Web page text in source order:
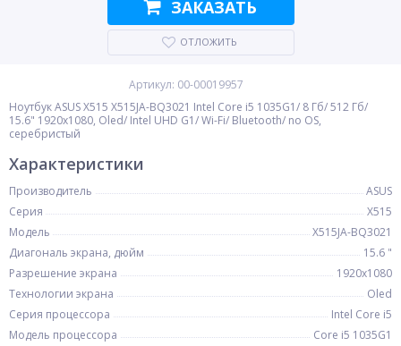
ЗАКАЗАТЬ
ОТЛОЖИТЬ
Артикул: 00-00019957
Ноутбук ASUS X515 X515JA-BQ3021 Intel Core i5 1035G1/ 8 Гб/ 512 Гб/
15.6" 1920x1080, Oled/ Intel UHD G1/ Wi-Fi/ Bluetooth/ no OS,
серебристый
Характеристики
Производитель
ASUS
Серия
X515
Модель
X515JA-BQ3021
Диагональ экрана, дюйм
15.6 "
Разрешение экрана
1920x1080
Технологии экрана
Oled
Серия процессора
Intel Core i5
Модель процессора
Core i5 1035G1